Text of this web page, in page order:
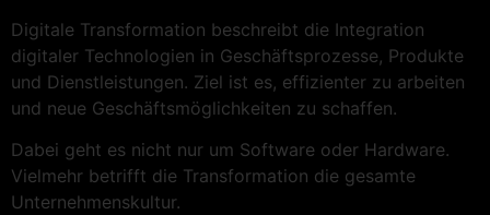
Digitale Transformation beschreibt die Integration
digitaler Technologien in Geschäftsprozesse, Produkte
und Dienstleistungen. Ziel ist es, effizienter zu arbeiten
und neue Geschäftsmöglichkeiten zu schaffen.
Dabei geht es nicht nur um Software oder Hardware.
Vielmehr betrifft die Transformation die gesamte
Unternehmenskultur.